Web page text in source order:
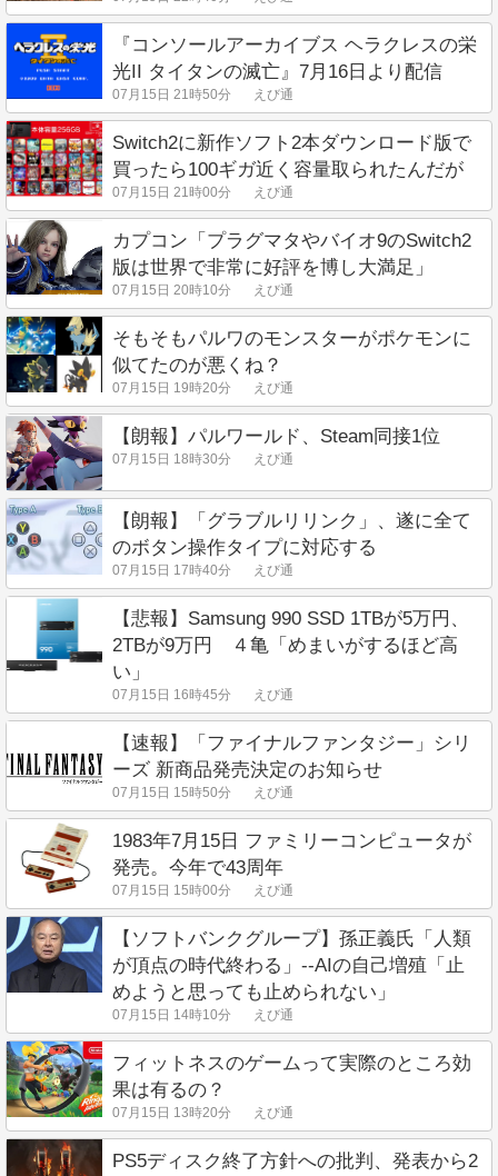
『コンソールアーカイブス ヘラクレスの栄
光II タイタンの滅亡』7月16日より配信
07月15日 21時50分 えび通
Switch2に新作ソフト2本ダウンロード版で
買ったら100ギガ近く容量取られたんだが
07月15日 21時00分 えび通
カプコン「プラグマタやバイオ9のSwitch2
版は世界で非常に好評を博し大満足」
07月15日 20時10分 えび通
そもそもパルワのモンスターがポケモンに
似てたのが悪くね？
07月15日 19時20分 えび通
【朗報】パルワールド、Steam同接1位
07月15日 18時30分 えび通
【朗報】「グラブルリリンク」、遂に全て
のボタン操作タイプに対応する
07月15日 17時40分 えび通
【悲報】Samsung 990 SSD 1TBが5万円、
2TBが9万円 ４亀「めまいがするほど高
い」
07月15日 16時45分 えび通
【速報】「ファイナルファンタジー」シリ
ーズ 新商品発売決定のお知らせ
07月15日 15時50分 えび通
1983年7月15日 ファミリーコンピュータが
発売。今年で43周年
07月15日 15時00分 えび通
【ソフトバンクグループ】孫正義氏「人類
が頂点の時代終わる」--AIの自己増殖「止
めようと思っても止められない」
07月15日 14時10分 えび通
フィットネスのゲームって実際のところ効
果は有るの？
07月15日 13時20分 えび通
PS5ディスク終了方針への批判、発表から2